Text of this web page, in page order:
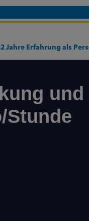
Jahre Erfahrung als
und
Stunde